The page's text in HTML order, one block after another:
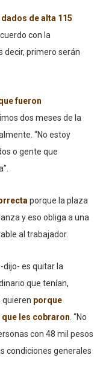
de alta 115
con la
decir, primero serán
fueron
dos meses de la
“No estoy
o gente que
porque la plaza
y eso obliga a una
al trabajador.
dijo- es quitar la
que tenían,
quieren porque
que les cobraron “No
con 48 mil pesos
condiciones generales